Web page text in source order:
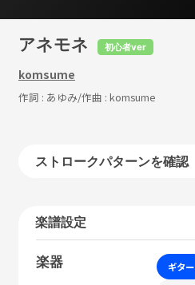
アネモネ 初心者ver
komsume
作詞 : あゆみ/作曲 : komsume
ストロークパターンを確認
楽譜設定
楽器 ギター